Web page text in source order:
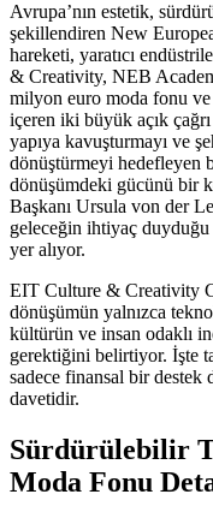
Avrupa’nın estetik,
şekillendiren New
hareketi, yaratıcı
& Creativity, NEB
milyon euro moda fonu
içeren iki büyük açık
yapıya kavuşturmayı ve
dönüştürmeyi hedefleyen
dönüşümdeki gücünü bir
Başkanı Ursula von der
geleceğin ihtiyaç
yer alıyor.
EIT Culture & Creativity
dönüşümün yalnızca
kültürün ve insan odaklı
gerektiğini belirtiyor. İşte
sadece finansal bir destek
davetidir.
Sürdürülebilir
Moda Fonu